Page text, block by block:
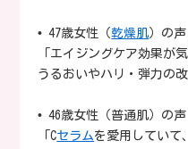
• 47歳女性（乾燥肌）の声
「エイジングケア効果が
うるおいやハリ・弾力の
• 46歳女性（普通肌）の声
「Cセラムを愛用していて